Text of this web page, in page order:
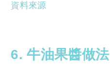
資料來源
6. 牛油果醬做法